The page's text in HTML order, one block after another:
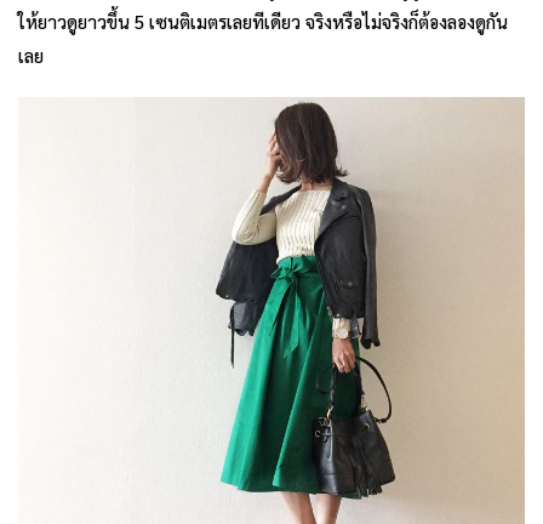
ให้ยาวดูยาวขึ้น 5 เซนติเมตรเลยทีเดียว จริงหรือไม่จริงก็ต้องลองดูกัน
เลย